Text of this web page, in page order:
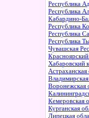
Республика
Республика
Кабардино-
Республика
Республика
Республика
Чувашская
Хабаровский
Астраханская
Владимирская
Воронежская
Кемеровская
Курганская
Липецкая